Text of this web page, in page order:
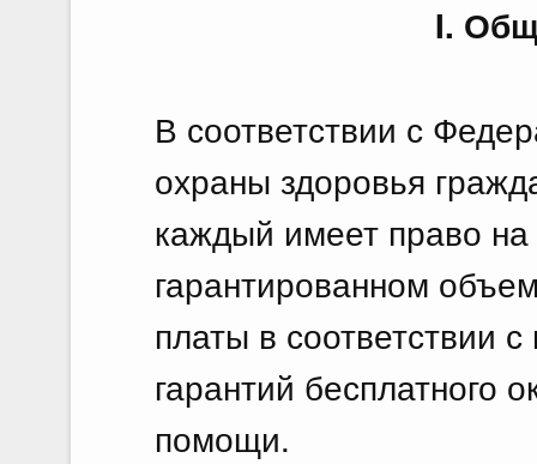
I.
В соответствии с
охраны здоровья
каждый имеет право
гарантированном
платы в соответствии
гарантий бесплатного
помощи.